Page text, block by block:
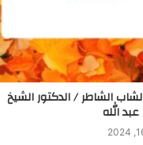
الشاطر / الدكتور الشيخ
الله